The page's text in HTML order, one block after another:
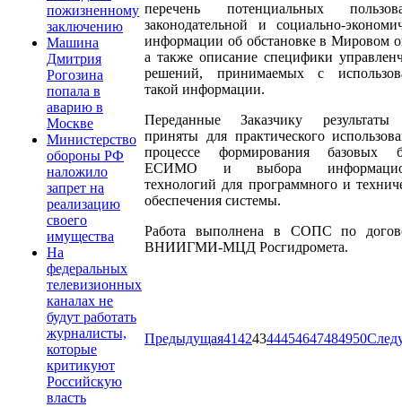
пожизненному
заключению
Машина
Дмитрия
Рогозина
попала в
аварию в
Москве
Министерство
обороны РФ
наложило
запрет на
реализацию
своего
имущества
На
федеральных
телевизионных
каналах не
будут работать
журналисты,
которые
критикуют
Российскую
власть
перечень потенциальных
законодательной и социально-
информации об обстановке в Мировом
а также описание специфики
решений, принимаемых с
такой информации.
Переданные Заказчику
приняты для практического
процессе формирования базовых
ЕСИМО и выбора
технологий для программного и
обеспечения системы.
Работа выполнена в СОПС по
ВНИИГМИ-МЦД Росгидромета.
Предыдущая41424344454647484950